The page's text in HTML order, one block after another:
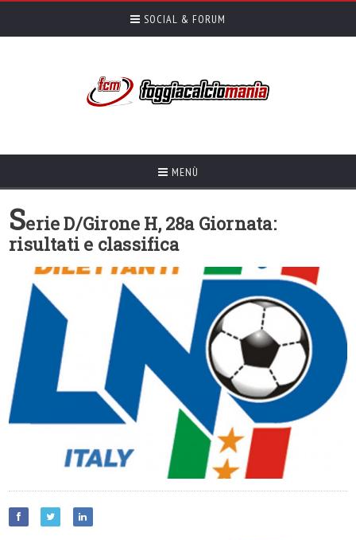
SOCIAL & FORUM
MENÙ
Serie D/Girone H, 28a Giornata:
risultati e classifica